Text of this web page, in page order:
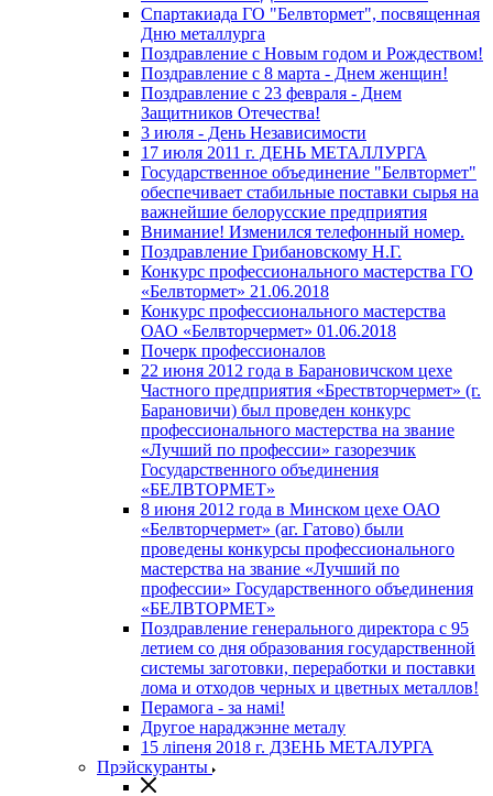
Спартакиада ГО "Белвтормет", посвященная
Дню металлурга
Поздравление с Новым годом и Рождеством!
Поздравление с 8 марта - Днем женщин!
Поздравление с 23 февраля - Днем
Защитников Отечества!
3 июля - День Независимости
17 июля 2011 г. ДЕНЬ МЕТАЛЛУРГА
Государственное объединение "Белвтормет"
обеспечивает стабильные поставки сырья на
важнейшие белорусские предприятия
Внимание! Изменился телефонный номер.
Поздравление Грибановскому Н.Г.
Конкурс профессионального мастерства ГО
«Белвтормет» 21.06.2018
Конкурс профессионального мастерства
ОАО «Белвторчермет» 01.06.2018
Почерк профессионалов
22 июня 2012 года в Барановичском цехе
Частного предприятия «Брествторчермет» (г.
Барановичи) был проведен конкурс
профессионального мастерства на звание
«Лучший по профессии» газорезчик
Государственного объединения
«БЕЛВТОРМЕТ»
8 июня 2012 года в Минском цехе ОАО
«Белвторчермет» (аг. Гатово) были
проведены конкурсы профессионального
мастерства на звание «Лучший по
профессии» Государственного объединения
«БЕЛВТОРМЕТ»
Поздравление генерального директора с 95
летием со дня образования государственной
системы заготовки, переработки и поставки
лома и отходов черных и цветных металлов!
Перамога - за намі!
Другое нараджэнне металу
15 ліпеня 2018 г. ДЗЕНЬ МЕТАЛУРГА
Прэйскуранты